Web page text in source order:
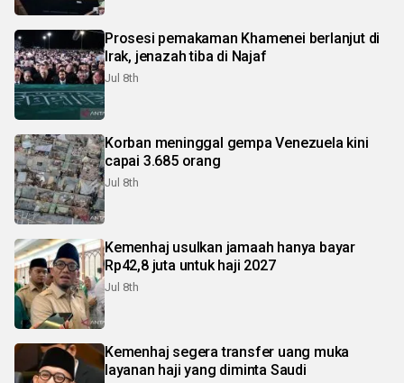
Prosesi pemakaman Khamenei berlanjut di
Irak, jenazah tiba di Najaf
Jul 8th
Korban meninggal gempa Venezuela kini
capai 3.685 orang
Jul 8th
Kemenhaj usulkan jamaah hanya bayar
Rp42,8 juta untuk haji 2027
Jul 8th
Kemenhaj segera transfer uang muka
layanan haji yang diminta Saudi